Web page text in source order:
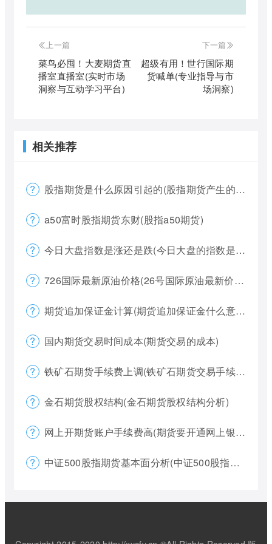
上一篇
菜鸟必囤！大麦期货直
播室直播室(实时市场
洞察与互动学习平台)
下一篇
超级有用！世行国际期
货喊单(专业指导与市
场洞察)
相关推荐
股指期货是什么原因引起的(股指期货产生的原因)
a50富时股指期货东财(股指a50期货)
今日大盘指数是涨还是跌(今日大盘的指数是多少)
726国际最新原油价格(26号国际原油最新价格)
期货追加保证金计算(期货追加保证金什么意思)
国内期货交易时间成本(期货交易的成本)
铁矿石期货手续费上调(铁矿石期货交易手续费多少)
金石期货股权结构(金石期货股权结构分析)
网上开期货账户手续费高(期货要开通网上银行)
中证500股指期货基本面分析(中证500股指期货是什么意思)